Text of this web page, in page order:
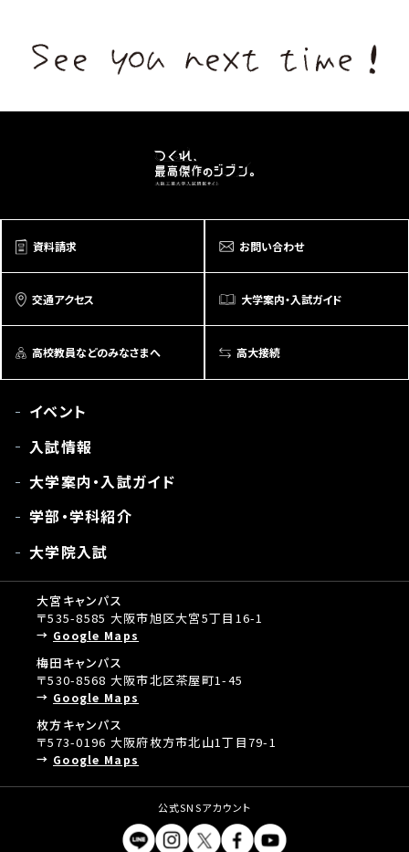
資料請求 お問い合わせ
交通アクセス 大学案内・入試ガイド
高校教員などのみなさまへ 高大接続
イベント
入試情報
大学案内・入試ガイド
学部・学科紹介
大学院入試
大宮キャンパス
〒535-8585 大阪市旭区大宮5丁目16-1
Google Maps
梅田キャンパス
〒530-8568 大阪市北区茶屋町1-45
Google Maps
枚方キャンパス
〒573-0196 大阪府枚方市北山1丁目79-1
Google Maps
公式SNSアカウント